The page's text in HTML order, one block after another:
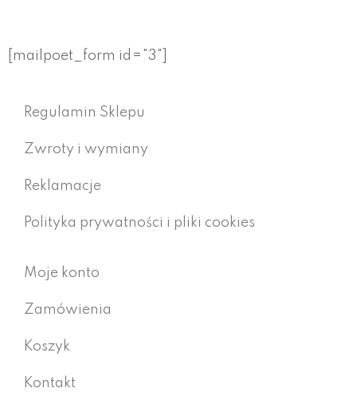
[mailpoet_form id="3"]
Regulamin Sklepu
Zwroty i wymiany
Reklamacje
Polityka prywatności i pliki cookies
Moje konto
Zamówienia
Koszyk
Kontakt